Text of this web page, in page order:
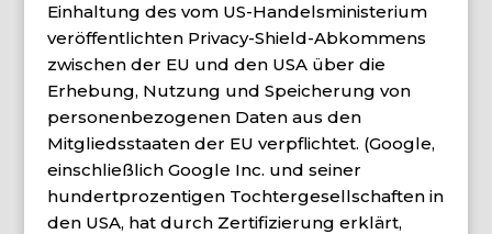
Einhaltung des vom US-Handelsministerium
veröffentlichten Privacy-Shield-Abkommens
zwischen der EU und den USA über die
Erhebung, Nutzung und Speicherung von
personenbezogenen Daten aus den
Mitgliedsstaaten der EU verpflichtet. (Google,
einschließlich Google Inc. und seiner
hundertprozentigen Tochtergesellschaften in
den USA, hat durch Zertifizierung erklärt,